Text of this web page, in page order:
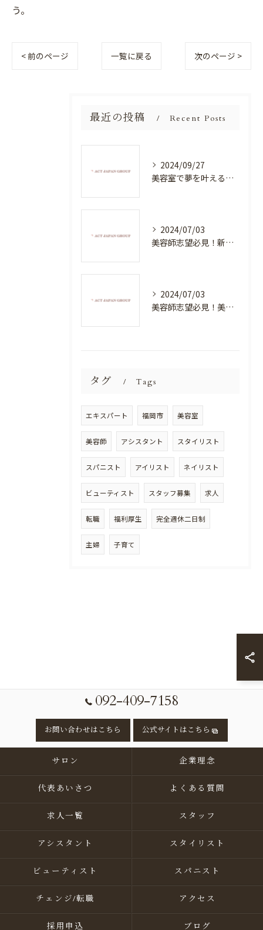
う。
< 前のページ 一覧に戻る 次のページ >
最近の投稿 Recent Posts
2024/09/27
美容室で夢を叶える！自分を磨く新たなチャンス
2024/07/03
美容師志望必見！新たな価値を創造する美容室でハイレベルな技術を学べる環境
2024/07/03
美容師志望必見！美容室NEWSTANDARDで最高のスキルアップを目指そう！
タグ Tags
エキスパート 福岡市 美容室
美容師 アシスタント スタイリスト
スパニスト アイリスト ネイリスト
ビューティスト スタッフ募集 求人
転職 福利厚生 完全週休二日制
主婦 子育て
092-409-7158
お問い合わせはこちら 公式サイトはこちら
サロン 企業理念
代表あいさつ よくある質問
求人一覧 スタッフ
アシスタント スタイリスト
ビューティスト スパニスト
チェンジ/転職 アクセス
採用申込 ブログ